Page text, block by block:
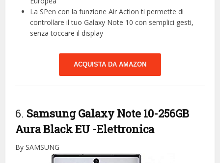
La SPen con la funzione Air Action ti permette di
controllare il tuo Galaxy Note 10 con semplici gesti,
senza toccare il display
ACQUISTA DA AMAZON
6. Samsung Galaxy Note 10-256GB
Aura Black EU -Elettronica
By SAMSUNG